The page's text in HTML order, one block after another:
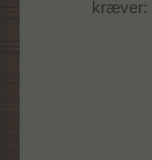
kræver: